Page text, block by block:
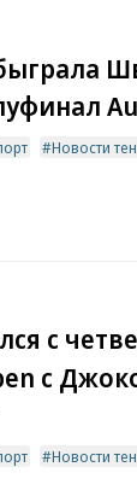
Новости
с
с
Новости